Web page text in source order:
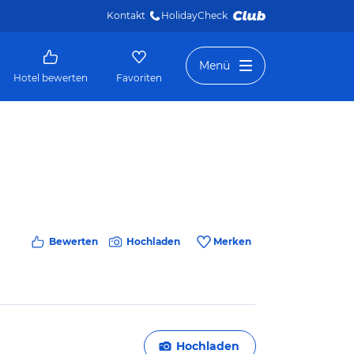
Kontakt HolidayCheck
Hotel bewerten Favoriten
Menü
Bewerten Hochladen Merken
Hochladen